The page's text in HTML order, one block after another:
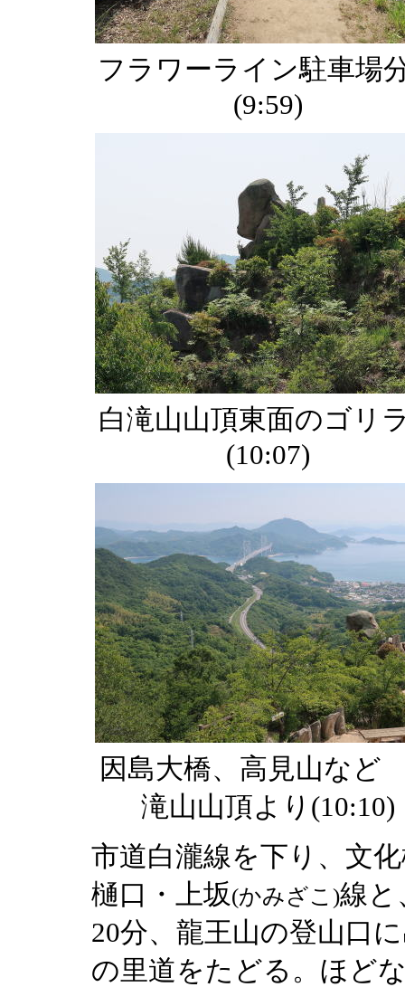
フラワーライン駐車場
(9:59)
白滝山山頂東面のゴリ
(10:07)
因島大橋、高見山な
滝山山頂より(10:10)
市道白瀧線を下り、文
樋口・上坂(かみざこ)線と
20分、龍王山の登山口
の里道をたどる。ほど